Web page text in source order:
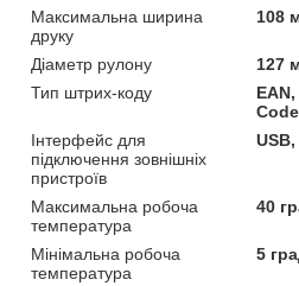
Максимальна ширина
друку
108
Діаметр рулону
127
Тип штрих-коду
Інтерфейс для
підключення зовнішніх
пристроїв
Максимальна робоча
температура
40
Мінімальна робоча
температура
5